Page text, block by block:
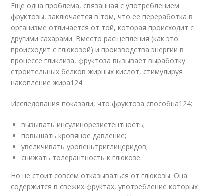
Еще одна проблема, связанная с употреблением
фруктозы, заключается в том, что ее переработка в
организме отличается от той, которая происходит с
другими сахарами. Вместо расщепления (как это
происходит с глюкозой) и производства энергии в
процессе гликлиза, фруктоза вызывает выработку
строительных белков жирных кислот, стимулируя
накопление жира124.
Исследования показали, что фруктоза способна124:
вызывать инсулинорезистентность;
повышать кровяное давление;
увеличивать уровеньтриглицеридов;
снижать толерантность к глюкозе.
Но не стоит совсем отказываться от глюкозы. Она
содержится в свежих фруктах, употребление которых